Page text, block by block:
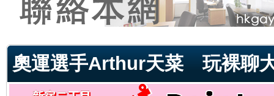
奧運選手Arthur天菜 玩裸聊